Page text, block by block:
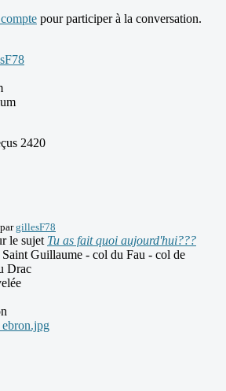
pour participer à la conversation.
2420
pargillesF78
le sujet Tu as fait quoi aujourd'hui???
Guillaume - col du Fau - col de
Drac